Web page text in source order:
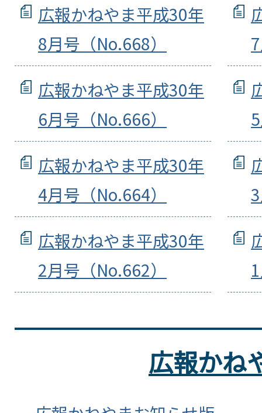
広報かねやま平成30年
8月号（No.668）
広報かねやま平成30年
6月号（No.666）
広報かねやま平成30年
4月号（No.664）
広報かねやま平成30年
2月号（No.662）
広報かね